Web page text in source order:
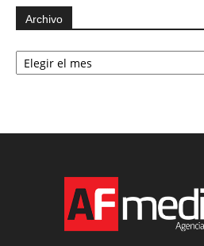
Archivo
Archivo